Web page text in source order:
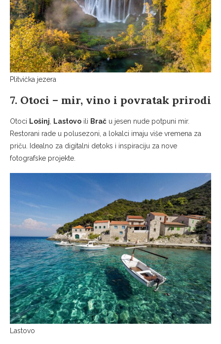
Plitvička jezera
7. Otoci – mir, vino i povratak prirodi
Otoci Lošinj, Lastovo ili Brač u jesen nude potpuni mir.
Restorani rade u polusezoni, a lokalci imaju više vremena za
priču. Idealno za digitalni detoks i inspiraciju za nove
fotografske projekte.
Lastovo